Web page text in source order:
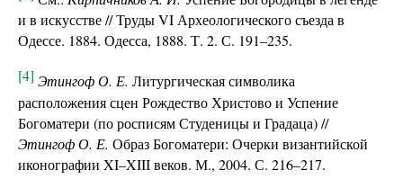
и в искусстве // Труды VI Археологического съезда в
Одессе. 1884. Одесса, 1888. Т. 2. С. 191–235.
[4] Этингоф О. Е. Литургическая символика
расположения сцен Рождество Христово и Успение
Богоматери (по росписям Студеницы и Градаца) //
Этингоф О. Е. Образ Богоматери: Очерки византийской
иконографии XI–XIII веков. М., 2004. С. 216–217.